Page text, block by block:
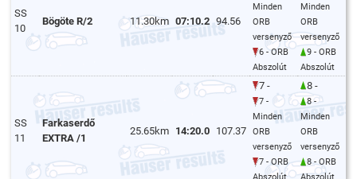
SS
10
Bögöte R/2 11.30km 07:10.2 94.56
Minden
ORB
versenyző
6 - ORB
Abszolút
Minden
ORB
versenyző
9 - ORB
Abszolút
SS
11
Farkaserdő
EXTRA /1
25.65km 14:20.0 107.37
7 -
7 -
Minden
ORB
versenyző
7 - ORB
Abszolút
8 -
8 -
Minden
ORB
versenyző
8 - ORB
Abszolút